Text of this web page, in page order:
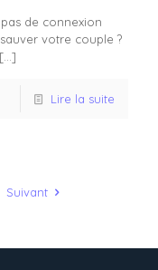
de connexion
votre couple ?
[…]
Lire la suite
Suivant